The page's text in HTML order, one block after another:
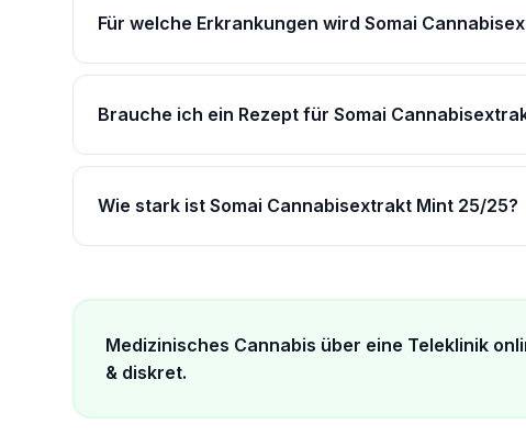
Für welche Erkrankungen wird Somai
Brauche ich ein Rezept für Somai
Wie stark ist Somai Cannabisextrakt Mint 25/25?
Medizinisches Cannabis über eine Teleklinik
& diskret.